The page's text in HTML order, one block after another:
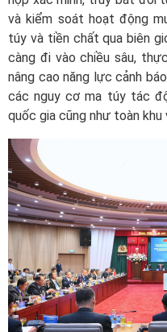
và kiểm soát hoạt động
túy và tiền chất qua biên
càng đi vào chiều sâu,
nâng cao năng lực cảnh
các nguy cơ ma túy tác
quốc gia cũng như toàn khu